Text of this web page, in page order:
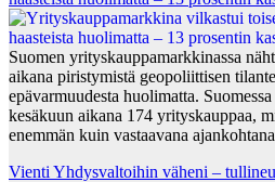
Suomen yrityskauppamarkkinassa
aikana piristymistä geopoliittisen
epävarmuudesta huolimatta.
kesäkuun aikana 174 yrityskauppaa,
enemmän kuin vastaavana
Vienti Yhdysvaltoihin väheni –